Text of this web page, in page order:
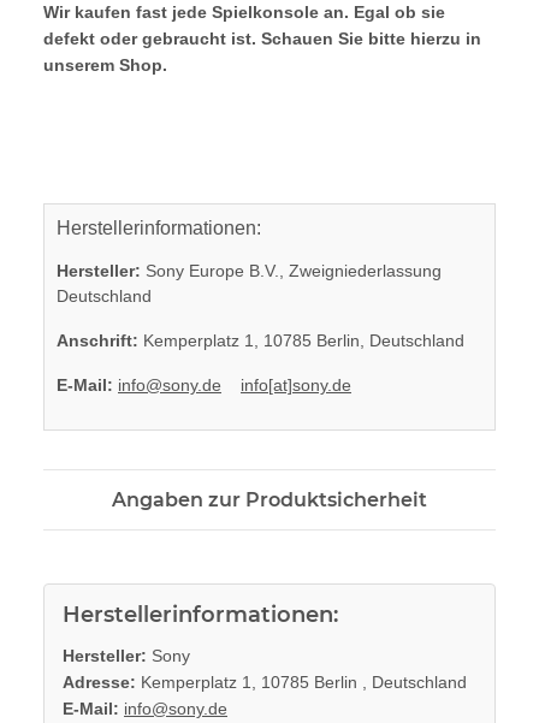
Wir kaufen fast jede Spielkonsole an. Egal ob sie
defekt oder gebraucht ist. Schauen Sie bitte hierzu in
unserem Shop.
Herstellerinformationen:
Hersteller: Sony Europe B.V., Zweigniederlassung
Deutschland
Anschrift: Kemperplatz 1, 10785 Berlin, Deutschland
E-Mail: info@sony.de info[at]sony.de
Angaben zur Produktsicherheit
Herstellerinformationen:
Hersteller: Sony
Adresse: Kemperplatz 1, 10785 Berlin , Deutschland
E-Mail: info@sony.de